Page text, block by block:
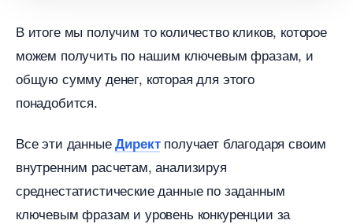
итоге мы получим то количество кликов, которое
можем получить по нашим ключевым фразам, и
общую сумму денег, которая для этого
понадобится.
се эти данныеДиректполучает благодаря своим
нутренним расчетам, анализируя
среднестатистические данные по заданным
ключевым фразам и уровень конкуренции за